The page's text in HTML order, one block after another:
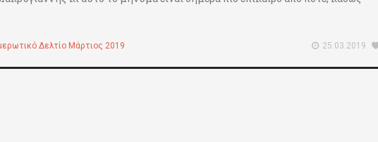
Δελτίο Μάρτιος 2019 25.03.2019